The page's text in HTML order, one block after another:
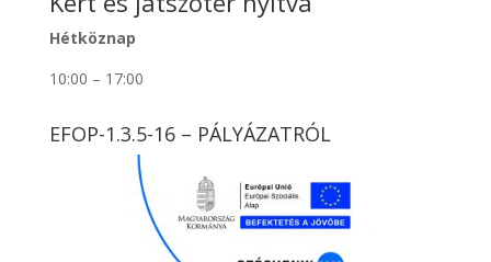
Hétköznap
10:00 – 17:00
EFOP-1.3.5-16 – PÁLYÁZATRÓL